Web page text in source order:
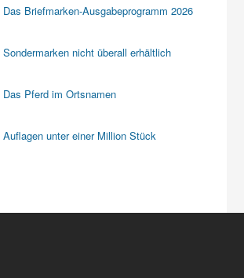
Das Briefmarken-Ausgabeprogramm 2026
Sondermarken nicht überall erhältlich
Das Pferd im Ortsnamen
Auflagen unter einer Million Stück